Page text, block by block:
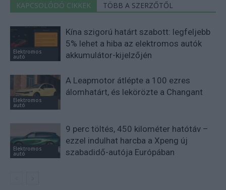
KAPCSOLÓDÓ CIKKEK TÖBB A SZERZŐTŐL
Elektromos
autó
Kína szigorú határt szabott: legfeljebb
5% lehet a hiba az elektromos autók
akkumulátor-kijelzőjén
Elektromos
autó
A Leapmotor átlépte a 100 ezres
álomhatárt, és lekörözte a Changant
Elektromos
autó
9 perc töltés, 450 kilométer hatótáv –
ezzel indulhat harcba a Xpeng új
szabadidő-autója Európában